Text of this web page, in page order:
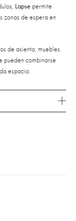
Lapse permite
zonas de espera en
de asiento, muebles
pueden combinarse
espacio.